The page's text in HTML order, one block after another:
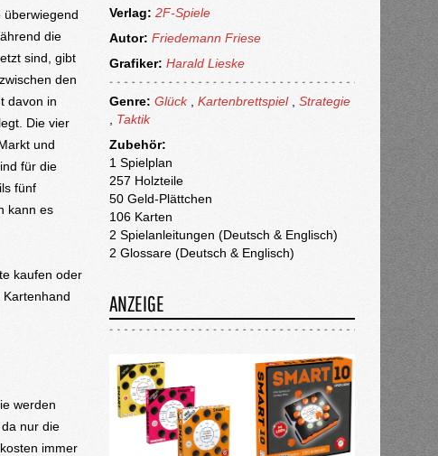
überwiegend
die
sind, gibt
den
davon in
Die vier
und
für die
fünf
kann es
kaufen oder
werden
nur die
immer
Verlag: 2F-Spiele
Autor: Friedemann Friese
Grafiker: Harald Lieske
Genre: Glück Kartenbrettspiel
Strategie
Taktik
Zubehör:
1 Spielplan
257 Holzteile
50 Geld-Plättchen
106 Karten
2 Spielanleitungen (Deutsch & Englisch)
2 Glossare (Deutsch & Englisch)
ANZEIGE